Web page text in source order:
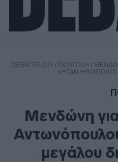
DEBATER.GR / ΠΟΛΙΤΙΚΗ /
«ΉΤΑΝ ΗΘΟΠΟΙΌΣ
Μενδώνη
μεγάλου